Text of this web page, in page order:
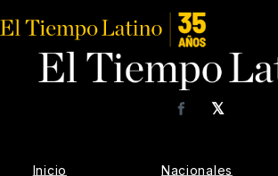
𝕏
Facebook
Inicio Nacionales